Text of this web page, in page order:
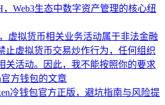
，Web3生态中数字资产管理的核心纽
虚拟货币相关业务活动属于非法金融
止虚拟货币交易炒作行为，任何组织
关活动。因此，我不能按照你的要求
方钱包的文章
冷钱包官方正版，避坑指南与风险提